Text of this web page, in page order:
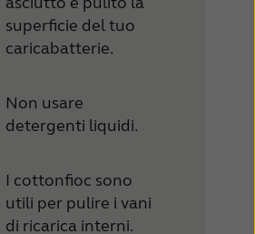
superficie del tuo
caricabatterie.
Non usare
detergenti liquidi.
I cottonfioc sono
utili per pulire i vani
di ricarica interni.